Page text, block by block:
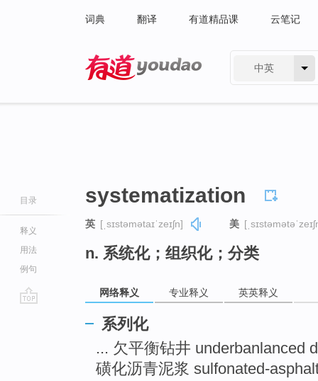
词典 翻译 有道精品课 云笔记
中英
目录
释义
用法
例句
systematization
英 [ˌsɪstəmətaɪˈzeɪʃn] 美
n. 系统化；组织化；分类
网络释义 专业释义 英英释义
系列化
... 欠平衡钻井 underbanlanced
磺化沥青泥浆 sulfonated-